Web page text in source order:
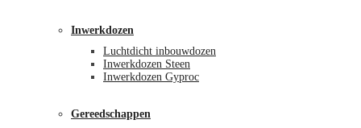
Inwerkdozen
Luchtdicht inbouwdozen
Inwerkdozen Steen
Inwerkdozen Gyproc
Gereedschappen